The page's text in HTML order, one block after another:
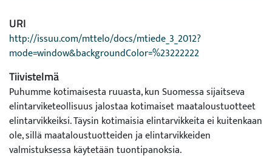
URI
http://issuu.com/mttelo/docs/mtiede_3_2012?
mode=window&backgroundColor=%23222222
Tiivistelmä
Puhumme kotimaisesta ruuasta, kun Suomessa sijaitseva
elintarviketeollisuus jalostaa kotimaiset maataloustuotteet
elintarvikkeiksi. Täysin kotimaisia elintarvikkeita ei kuitenkaan
ole, sillä maataloustuotteiden ja elintarvikkeiden
valmistuksessa käytetään tuontipanoksia.